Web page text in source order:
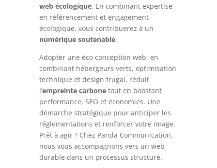
web écologique. En combinant expertise
en référencement et engagement
écologique, vous contribuerez à un
numérique soutenable.
Adopter une éco conception web, en
combinant hébergeurs verts, optimisation
technique et design frugal, réduit
l’empreinte carbonetout en boostant
performance, SEO et économies. Une
démarche stratégique pour anticiper les
réglementations et renforcer votre image.
Prêt à agir ? Chez Panda Communication,
nous vous accompagnons vers un web
durable dans un processus structuré.